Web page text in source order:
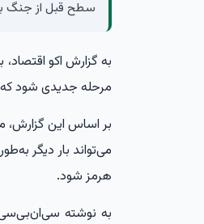
سطح قبل از جنگ
به گزارش اکو اقتصاد،
مرحله جدیدی شود که
بر اساس این گزارش،
می‌تواند بار دیگر
هرمز شود.
به نوشته